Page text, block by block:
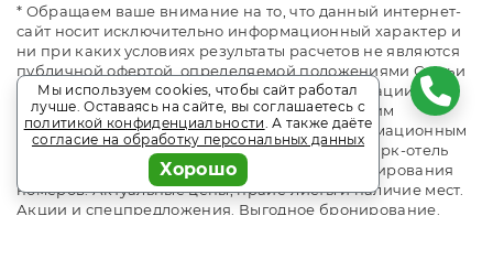
* Обращаем ваше внимание на то, что данный интернет-
сайт носит исключительно информационный характер и
ни при каких условиях результаты расчетов не являются
публичной офертой, определяемой положениями Статьи
437 Гражданского кодекса Российской Федерации. За
окончательным расчетом обращайтесь к нашим
менеджерам. Данный ресурс является информационным
сайтом сервиса бронирования Broni.travel. Парк-отель
ZVENIGOROD / Звенигород. Сайт онлайн бронирования
номеров. Актуальные цены, прайс-листы и наличие мест.
Акции и спецпредложения. Выгодное бронирование.
Мы используем cookies, чтобы сайт работал
лучше. Оставаясь на сайте, вы соглашаетесь с
политикой конфиденциальности. А также даёте
согласие на обработку персональных данных
Хорошо